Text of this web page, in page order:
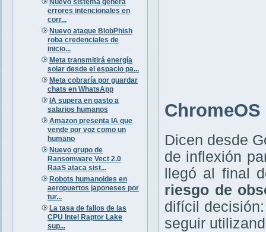
errores intencionales en
corr...
Nuevo ataque BlobPhish
roba credenciales de
inicio...
Meta transmitirá energía
solar desde el espacio pa...
Meta cobraría por guardar
chats en WhatsApp
IA supera en gasto a
salarios humanos
Amazon presenta IA que
vende por voz como un
humano
Nuevo grupo de
Ransomware Vect 2.0
RaaS ataca sist...
Robots humanoides en
aeropuertos japoneses por
tur...
La tasa de fallos de las
CPU Intel Raptor Lake
sup...
Dicen desde
de inflexión
llegó al final
riesgo de
difícil
seguir